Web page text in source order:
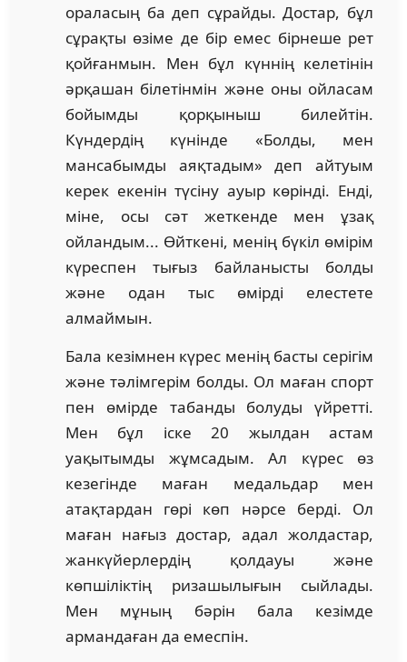
ораласың ба деп сұрайды. Достар, бұл
сұрақты өзіме де бір емес бірнеше рет
қойғанмын. Мен бұл күннің келетінін
әрқашан білетінмін және оны ойласам
бойымды қорқыныш билейтін.
Күндердің күнінде «Болды, мен
мансабымды аяқтадым» деп айтуым
керек екенін түсіну ауыр көрінді. Енді,
міне, осы сәт жеткенде мен ұзақ
ойландым... Өйткені, менің бүкіл өмірім
күреспен тығыз байланысты болды
және одан тыс өмірді елестете
алмаймын.
Бала кезімнен күрес менің басты серігім
және тәлімгерім болды. Ол маған спорт
пен өмірде табанды болуды үйретті.
Мен бұл іске 20 жылдан астам
уақытымды жұмсадым. Ал күрес өз
кезегінде маған медальдар мен
атақтардан гөрі көп нәрсе берді. Ол
маған нағыз достар, адал жолдастар,
жанкүйерлердің қолдауы және
көпшіліктің ризашылығын сыйлады.
Мен мұның бәрін бала кезімде
армандаған да емеспін.